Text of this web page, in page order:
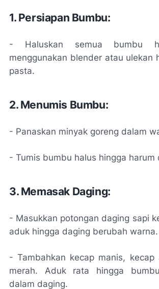
1. Persiapan Bumbu:
- Haluskan semua bumbu
menggunakan blender atau ulekan
pasta.
2. Menumis Bumbu:
- Panaskan minyak goreng dalam
- Tumis bumbu halus hingga harum
3. Memasak Daging:
- Masukkan potongan daging sapi
aduk hingga daging berubah warna.
- Tambahkan kecap manis, kecap
merah. Aduk rata hingga
dalam daging.